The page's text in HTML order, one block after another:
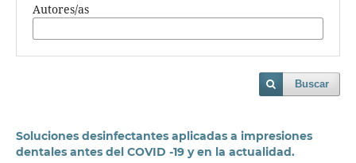
Autores/as
Buscar
Soluciones desinfectantes aplicadas a impresiones
dentales antes del COVID -19 y en la actualidad.